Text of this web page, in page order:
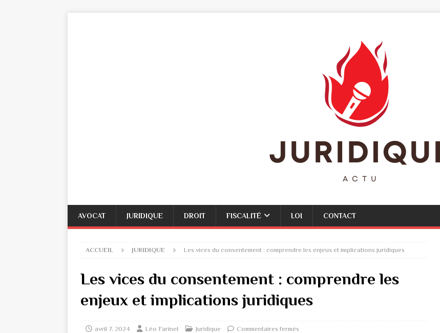
AVOCAT JURIDIQUE DROIT FISCALITÉ LOI CONTACT
ACCUEIL JURIDIQUE Les vices du consentement : comprendre les enjeux et implications juridiques
Les vices du consentement : comprendre les
enjeux et implications juridiques
avril 7, 2024 Léo Farinet Juridique Commentaires fermés